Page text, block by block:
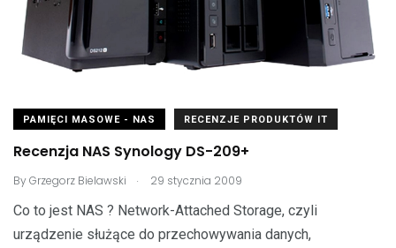
PAMIĘCI MASOWE - NAS RECENZJE PRODUKTÓW IT
Recenzja NAS Synology DS-209+
ByGrzegorz Bielawski . 29 stycznia 2009
Co to jest NAS ? Network-Attached Storage, czyli
urządzenie służące do przechowywania danych,